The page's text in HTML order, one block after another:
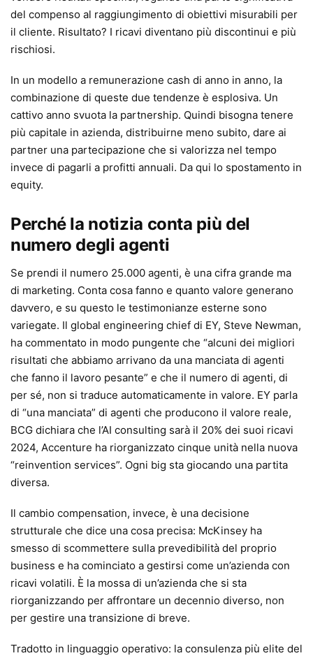
del compenso al raggiungimento di obiettivi misurabili per
il cliente. Risultato? I ricavi diventano più discontinui e più
rischiosi.
In un modello a remunerazione cash di anno in anno, la
combinazione di queste due tendenze è esplosiva. Un
cattivo anno svuota la partnership. Quindi bisogna tenere
più capitale in azienda, distribuirne meno subito, dare ai
partner una partecipazione che si valorizza nel tempo
invece di pagarli a profitti annuali. Da qui lo spostamento in
equity.
Perché la notizia conta più del
numero degli agenti
Se prendi il numero 25.000 agenti, è una cifra grande ma
di marketing. Conta cosa fanno e quanto valore generano
davvero, e su questo le testimonianze esterne sono
variegate. Il global engineering chief di EY, Steve Newman,
ha commentato in modo pungente che “alcuni dei migliori
risultati che abbiamo arrivano da una manciata di agenti
che fanno il lavoro pesante” e che il numero di agenti, di
per sé, non si traduce automaticamente in valore. EY parla
di “una manciata” di agenti che producono il valore reale,
BCG dichiara che l’AI consulting sarà il 20% dei suoi ricavi
2024, Accenture ha riorganizzato cinque unità nella nuova
“reinvention services”. Ogni big sta giocando una partita
diversa.
Il cambio compensation, invece, è una decisione
strutturale che dice una cosa precisa: McKinsey ha
smesso di scommettere sulla prevedibilità del proprio
business e ha cominciato a gestirsi come un’azienda con
ricavi volatili. È la mossa di un’azienda che si sta
riorganizzando per affrontare un decennio diverso, non
per gestire una transizione di breve.
Tradotto in linguaggio operativo: la consulenza più elite del